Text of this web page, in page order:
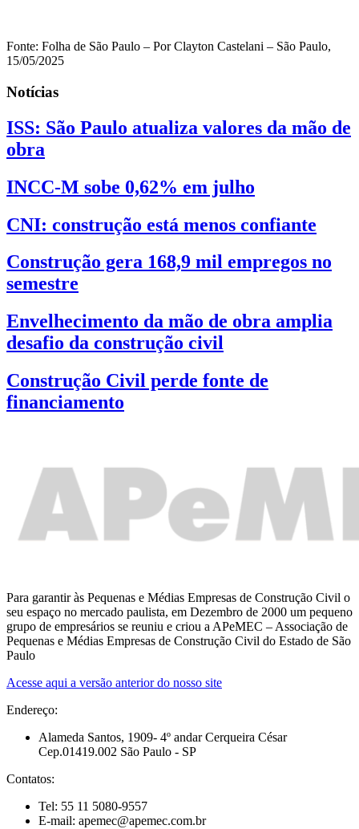
Fonte: Folha de São Paulo – Por Clayton Castelani – São Paulo,
15/05/2025
Notícias
ISS: São Paulo atualiza valores da mão de
obra
INCC-M sobe 0,62% em julho
CNI: construção está menos confiante
Construção gera 168,9 mil empregos no
semestre
Envelhecimento da mão de obra amplia
desafio da construção civil
Construção Civil perde fonte de
financiamento
Para garantir às Pequenas e Médias Empresas de Construção Civil o
seu espaço no mercado paulista, em Dezembro de 2000 um pequeno
grupo de empresários se reuniu e criou a APeMEC – Associação de
Pequenas e Médias Empresas de Construção Civil do Estado de São
Paulo
Acesse aqui a versão anterior do nosso site
Endereço:
Alameda Santos, 1909- 4º andar Cerqueira César
Cep.01419.002 São Paulo - SP
Contatos:
Tel: 55 11 5080-9557
E-mail: apemec@apemec.com.br